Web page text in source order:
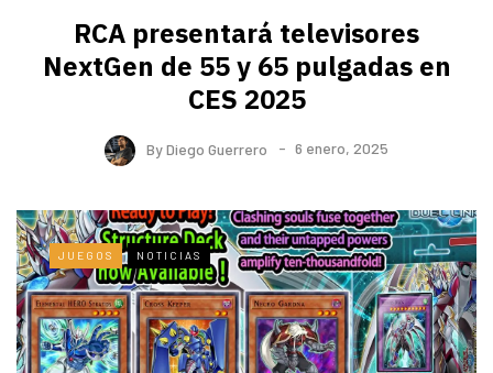
RCA presentará televisores
NextGen de 55 y 65 pulgadas en
CES 2025
ByDiego Guerrero 6 enero, 2025
JUEGOS NOTICIAS